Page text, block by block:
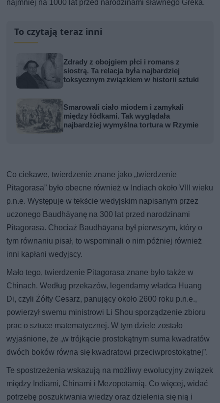
najmniej na 1000 lat przed narodzinami sławnego Greka.
To czytają teraz inni
Zdrady z obojgiem płci i romans z
siostrą. Ta relacja była najbardziej
toksycznym związkiem w historii sztuki
Smarowali ciało miodem i zamykali
między łódkami. Tak wyglądała
najbardziej wymyślna tortura w Rzymie
Co ciekawe, twierdzenie znane jako „twierdzenie
Pitagorasa” było obecne również w Indiach około VIII wieku
p.n.e. Występuje w tekście wedyjskim napisanym przez
uczonego Baudhāyanę na 300 lat przed narodzinami
Pitagorasa. Chociaż Baudhāyana był pierwszym, który o
tym równaniu pisał, to wspominali o nim później również
inni kapłani wedyjscy.
Mało tego, twierdzenie Pitagorasa znane było także w
Chinach. Według przekazów, legendarny władca Huang
Di, czyli Żółty Cesarz, panujący około 2600 roku p.n.e.,
powierzył swemu ministrowi Li Shou sporządzenie zbioru
prac o sztuce matematycznej. W tym dziele zostało
wyjaśnione, że „w trójkącie prostokątnym suma kwadratów
dwóch boków równa się kwadratowi przeciwprostokątnej”.
Te spostrzeżenia wskazują na możliwy ewolucyjny związek
między Indiami, Chinami i Mezopotamią. Co więcej, widać
potrzebę poszukiwania wiedzy oraz dzielenia się nią i